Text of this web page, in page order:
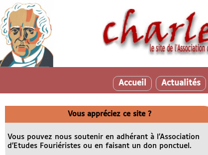
Accueil Actualités
Vous appréciez ce site ?
Vous pouvez nous soutenir en adhérant à l’Association
d’Etudes Fouriéristes ou en faisant un don ponctuel.